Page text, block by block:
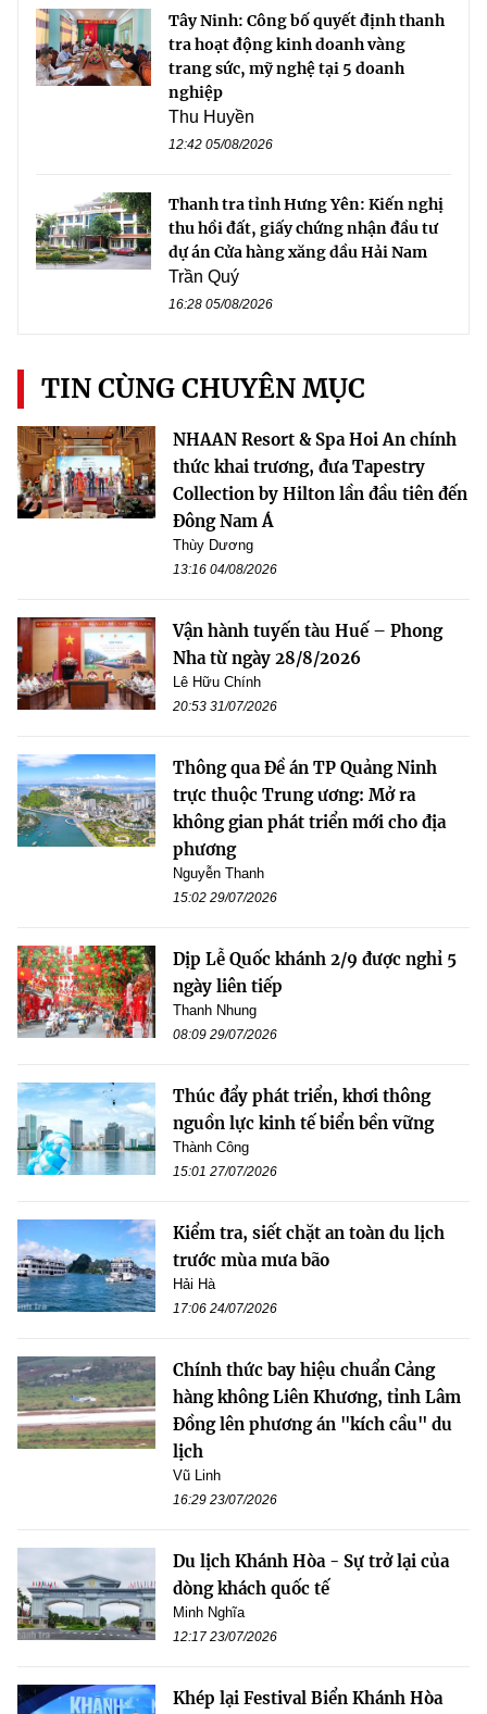
Tây Ninh: Công bố quyết định thanh
tra hoạt động kinh doanh vàng
trang sức, mỹ nghệ tại 5 doanh
nghiệp
Thu Huyền
12:42 05/08/2026
Thanh tra tỉnh Hưng Yên: Kiến nghị
thu hồi đất, giấy chứng nhận đầu tư
dự án Cửa hàng xăng dầu Hải Nam
Trần Quý
16:28 05/08/2026
TIN CÙNG CHUYÊN MỤC
NHAAN Resort & Spa Hoi An chính
thức khai trương, đưa Tapestry
Collection by Hilton lần đầu tiên đến
Đông Nam Á
Thùy Dương
13:16 04/08/2026
Vận hành tuyến tàu Huế – Phong
Nha từ ngày 28/8/2026
Lê Hữu Chính
20:53 31/07/2026
Thông qua Đề án TP Quảng Ninh
trực thuộc Trung ương: Mở ra
không gian phát triển mới cho địa
phương
Nguyễn Thanh
15:02 29/07/2026
Dịp Lễ Quốc khánh 2/9 được nghỉ 5
ngày liên tiếp
Thanh Nhung
08:09 29/07/2026
Thúc đẩy phát triển, khơi thông
nguồn lực kinh tế biển bền vững
Thành Công
15:01 27/07/2026
Kiểm tra, siết chặt an toàn du lịch
trước mùa mưa bão
Hải Hà
17:06 24/07/2026
Chính thức bay hiệu chuẩn Cảng
hàng không Liên Khương, tỉnh Lâm
Đồng lên phương án "kích cầu" du
lịch
Vũ Linh
16:29 23/07/2026
Du lịch Khánh Hòa - Sự trở lại của
dòng khách quốc tế
Minh Nghĩa
12:17 23/07/2026
Khép lại Festival Biển Khánh Hòa